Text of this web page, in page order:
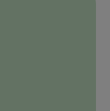
erhöhen (aktuell 4